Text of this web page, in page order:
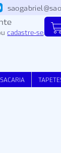
cadastre-se.
SACARIA